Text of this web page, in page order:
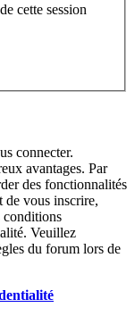
cette session
connecter.
avantages. Par
des fonctionnalités
de vous inscrire,
conditions
Veuillez
du forum lors de